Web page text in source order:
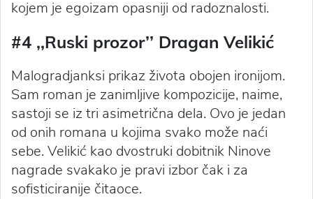
kojem je egoizam opasniji od radoznalosti.
#4 ‚‚Ruski prozor’’ Dragan Velikić
Malogradjanksi prikaz života obojen ironijom.
Sam roman je zanimljive kompozicije, naime,
sastoji se iz tri asimetrična dela. Ovo je jedan
od onih romana u kojima svako može naći
sebe. Velikić kao dvostruki dobitnik Ninove
nagrade svakako je pravi izbor čak i za
sofisticiranije čitaoce.